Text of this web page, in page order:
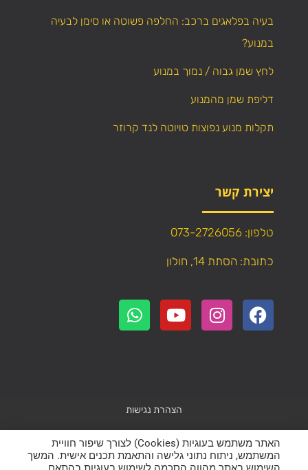
בעיה בפלאגים ברכב: החלפה פשוטה או סימן לבעיה
במנוע?
לחץ שמן גבוה / נמוך במנוע
דליפת שמן מהמנוע
תקלות מנוע נפוצות טויוטה לנד קרוזר
יצירת קשר
טלפון: 073-2726056
כתובת: הסתת 14, חולון
הצהרת נגישות
Powered byWebResult
כל הזכויות שמורות – אין להעתיק תוכן (טקסט ותמונות) מהאתר!
האתר משתמש בעוגיות (Cookies) לצורך שיפור חוויית
המשתמש, ניתוח נתוני גלישה והתאמת תכנים אישית. המשך